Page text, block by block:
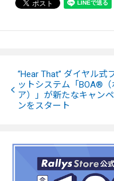
“Hear That” ダイヤル式
ットシステム「BOA®（
ア）」が新たなキャン
ンをスタート